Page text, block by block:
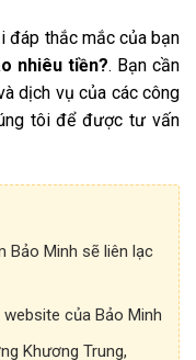
đáp thắc mắc của bạn
nhiêu tiền?. Bạn cần
dịch vụ của các công
tôi để được tư vấn
Bảo Minh sẽ liên lạc
của Bảo Minh
Khương Trung,